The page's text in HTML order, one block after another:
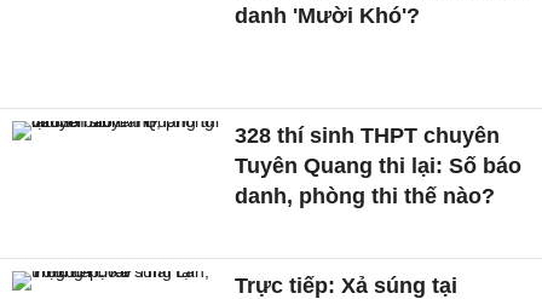
danh 'Mười Khó'?
328 thí sinh THPT chuyên
Tuyên Quang thi lại: Số báo
danh, phòng thi thế nào?
Trực tiếp: Xả súng tại